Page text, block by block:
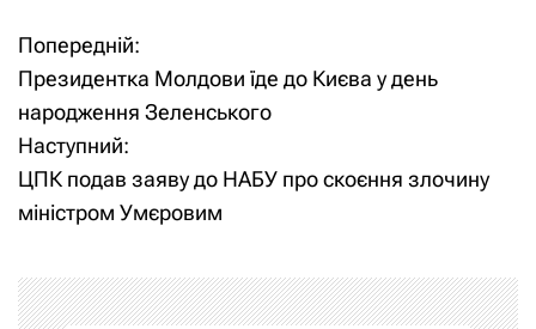
Н
а
в
і
а
Попередній:
Президентка Молдови їде до Києва у день
народження Зеленського
Наступний:
ЦПК подав заяву до НАБУ про скоєння злочину
міністром Умєровим